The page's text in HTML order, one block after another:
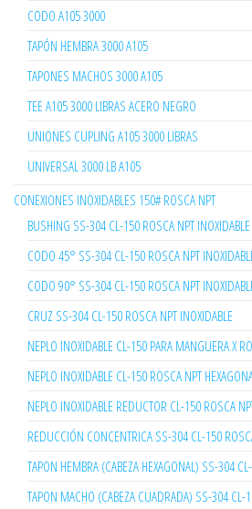
CODO A105 3000
TAPÓN HEMBRA 3000 A105
TAPONES MACHOS 3000 A105
TEE A105 3000 LIBRAS ACERO NEGRO
UNIONES CUPLING A105 3000 LIBRAS
UNIVERSAL 3000 LB A105
CONEXIONES INOXIDABLES 150# ROSCA NPT
BUSHING SS-304 CL-150 ROSCA NPT INOXIDABLE
CODO 45° SS-304 CL-150 ROSCA NPT
CODO 90° SS-304 CL-150 ROSCA NPT
CRUZ SS-304 CL-150 ROSCA NPT INOXIDABLE
NEPLO INOXIDABLE CL-150 PARA MANGUERA X
NEPLO INOXIDABLE CL-150 ROSCA NPT
NEPLO INOXIDABLE REDUCTOR CL-150 ROSCA
REDUCCIÓN CONCENTRICA SS-304 CL-150
TAPON HEMBRA (CABEZA HEXAGONAL) SS-304
TAPON MACHO (CABEZA CUADRADA) SS-304 CL-